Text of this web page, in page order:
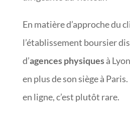
En matière d’approche du
l’établissement boursier
d’agences physiquesà
en plus de son siège à
en ligne, c’est plutôt rare.